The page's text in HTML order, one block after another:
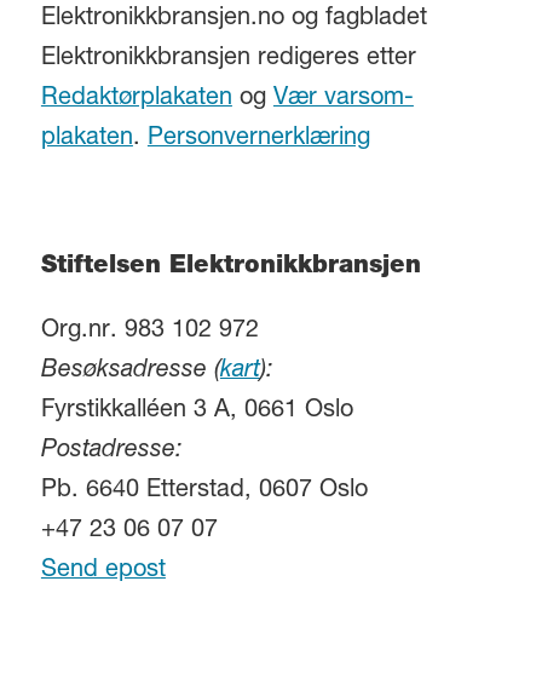
Elektronikkbransjen.no og fagbladet
Elektronikkbransjen redigeres etter
Redaktørplakaten og Vær varsom-
plakaten. Personvernerklæring
Stiftelsen Elektronikkbransjen
Org.nr. 983 102 972
Besøksadresse (kart):
Fyrstikkalléen 3 A, 0661 Oslo
Postadresse:
Pb. 6640 Etterstad, 0607 Oslo
+47 23 06 07 07
Send epost